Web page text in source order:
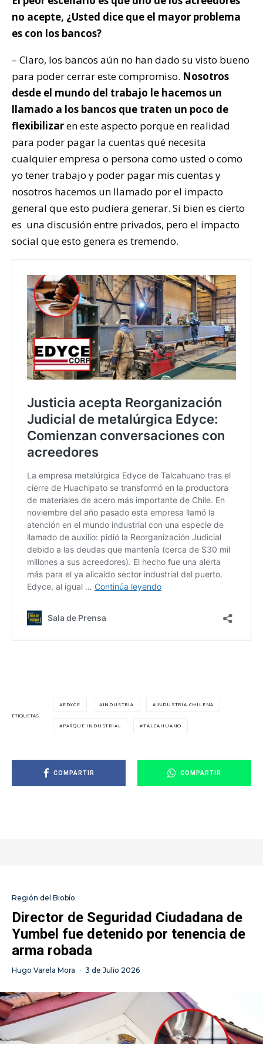
no acepte, ¿Usted dice que el mayor problema
es con los bancos?
– Claro, los bancos aún no han dado su visto bueno
para poder cerrar este compromiso. Nosotros
desde el mundo del trabajo le hacemos un
llamado a los bancos que traten un poco de
flexibilizaren este aspecto porque en realidad
para poder pagar la cuentas qué necesita
cualquier empresa o persona como usted o como
yo tener trabajo y poder pagar mis cuentas y
nosotros hacemos un llamado por el impacto
general que esto pudiera generar. Si bien es cierto
es una discusión entre privados, pero el impacto
social que esto genera es tremendo.
ETIQUETAS
EDYCE INDUSTRIA INDUSTRIA CHILENA
PARQUE INDUSTRIAL TALCAHUANO
COMPARTIR COMPARTIR
Región del Biobío
Director de Seguridad Ciudadana de
Yumbel fue detenido por tenencia de
arma robada
Hugo Varela Mora · 3 de Julio 2026